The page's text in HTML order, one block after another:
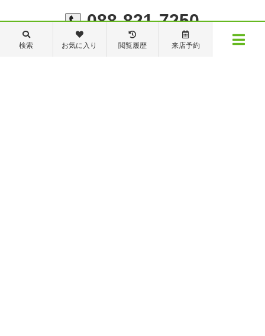
088-821-7250
検索 お気に入り 閲覧履歴 来店予約